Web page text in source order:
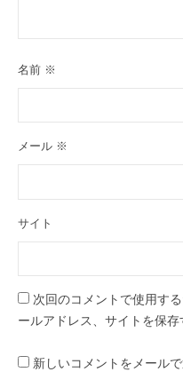
名前 ※
メール ※
サイト
次回のコメントで使用す
ールアドレス、サイトを保存
新しいコメントをメール